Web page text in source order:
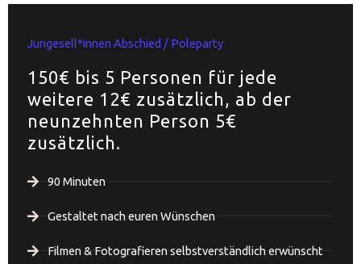
Jungesell*innen Abschied / Poleparty
150€ bis 5 Personen für jede
weitere 12€ zusätzlich, ab der
neunzehnten Person 5€
zusätzlich.
90 Minuten
Gestaltet nach euren Wünschen
Filmen & Fotografieren selbstverständlich erwünscht